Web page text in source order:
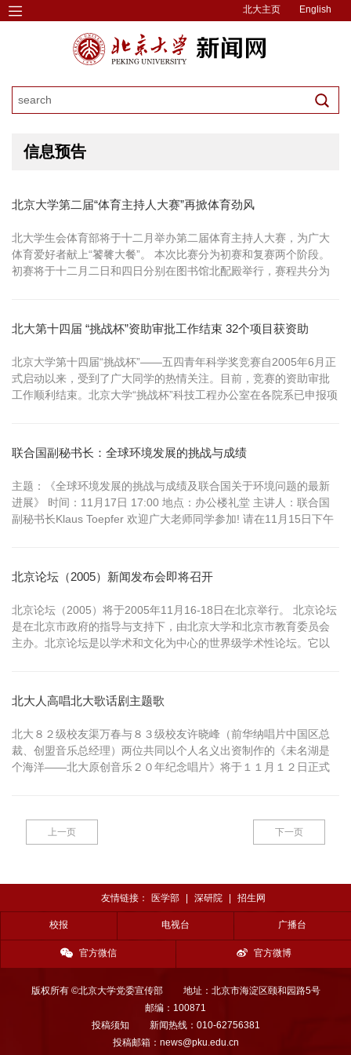
北大主页 English
信息预告
北京大学第二届“体育主持人大赛”再掀体育劲风
北大学生会体育部将于十二月举办第二届体育主持人大赛，为广大
体育爱好者献上“饕餮大餐”。 本次比赛分为初赛和复赛两个阶段。
初赛将于十二月二日和四日分别在图书馆北配殿举行，赛程共分为
空间展示自己对体育运动的了解，抒发他们对体育赛事的热情。
本...
北大第十四届 “挑战杯”资助审批工作结束 32个项目获资助
北京大学第十四届“挑战杯”——五四青年科学奖竞赛自2005年6月正
式启动以来，受到了广大同学的热情关注。目前，竞赛的资助审批
工作顺利结束。北京大学“挑战杯”科技工程办公室在各院系已申报项
院系（包括医学部）的32个项目获得资助（详见附件），其中理工
科重点...
联合国副秘书长：全球环境发展的挑战与成绩
主题：《全球环境发展的挑战与成绩及联合国关于环境问题的最新
进展》 时间：11月17日 17:00 地点：办公楼礼堂 主讲人：联合国
副秘书长Klaus Toepfer 欢迎广大老师同学参加! 请在11月15日下午
北京论坛（2005）新闻发布会即将召开
北京论坛（2005）将于2005年11月16-18日在北京举行。 北京论坛
是在北京市政府的指导与支持下，由北京大学和北京市教育委员会
主办。北京论坛是以学术和文化为中心的世界级学术性论坛。它以
界范围内具有重大影响力的、高水准的学术论坛。本届论坛将继续...
北大人高唱北大歌话剧主题歌
北大８２级校友渠万春与８３级校友许晓峰（前华纳唱片中国区总
裁、创盟音乐总经理）两位共同以个人名义出资制作的《未名湖是
个海洋——北大原创音乐２０年纪念唱片》将于１１月１２日正式
上一页 下一页
友情链接： 医学部 深研院 招生网
校报 电视台 广播台
官方微信 官方微博
版权所有 ©北京大学党委宣传部
地址：北京市海淀区颐和园路5号
邮编：100871
投稿须知
新闻热线：010-62756381
投稿邮箱：news@pku.edu.cn